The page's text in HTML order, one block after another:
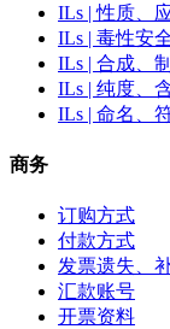
ILs | 性质、
ILs | 毒性安
ILs | 合成、
ILs | 纯度、
ILs | 命名、
商务
订购方式
付款方式
发票遗失、
汇款账号
开票资料